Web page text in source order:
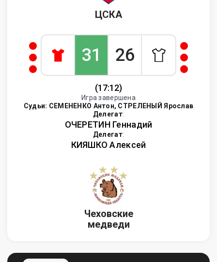
ЦСКА
31 26
(17:12)
Игра завершена
Судьи: СЕМЕНЕНКО Антон, СТРЕЛЕНЫЙ Ярослав
Делегат:
ОЧЕРЕТИН Геннадий
Делегат:
КИЯШКО Алексей
Чеховские
медведи